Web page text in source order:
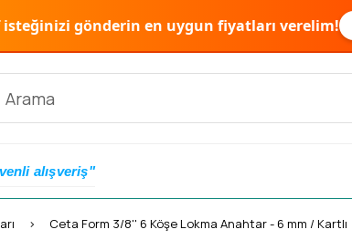
isteğinizi gönderin en uygun fiyatları verelim!
alışveriş"
Ceta Form 3/8'' 6 Köşe Lokma Anahtar - 6 mm / Kartlı